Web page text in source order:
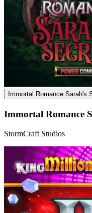
Immortal Romance Sarah's
Immortal Romance
StormCraft Studios